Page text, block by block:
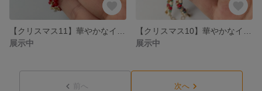
展示中
展示中
前へ 次へ